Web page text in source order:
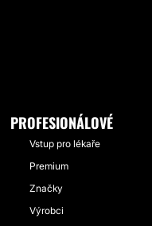
PROFESIONÁLOVÉ
Vstup pro lékaře
Premium
Značky
Výrobci